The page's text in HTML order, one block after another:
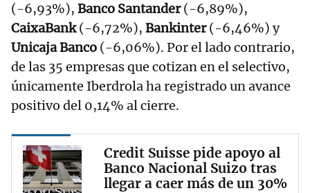
(-6,93%), Banco Santander(-6,89%),
CaixaBank(-6,72%), Bankinter(-6,46%) y
Unicaja Banco (-6,06%). Por el lado contrario,
de las 35 empresas que cotizan en el selectivo,
únicamente Iberdrola ha registrado un avance
positivo del 0,14% al cierre.
Credit Suisse pide apoyo al
Banco Nacional Suizo tras
llegar a caer más de un 30%